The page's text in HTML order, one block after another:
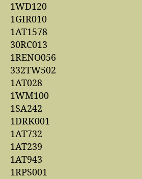
1WD120
1GIR010
1AT1578
30RC013
1RENO056
332TW502
1AT028
1WM100
1SA242
1DRK001
1AT732
1AT239
1AT943
1RPS001